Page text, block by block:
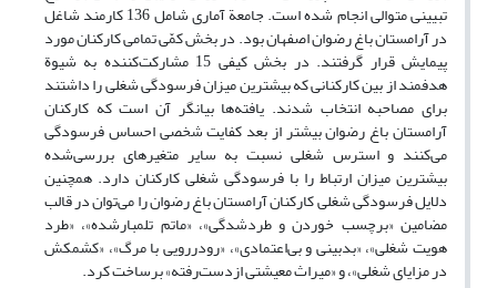
تبیینی متوالی انجام شده است. جامعة آماری شامل 136 کارمند شاغل
در آرامستان باغ رضوان اصفهان بود. در بخش کمّی تمامی کارکنان مورد
پیمایش قرار گرفتند. در بخش کیفی 15 مشارکت‌کننده به شیوة
هدفمند از بین کارکنانی که بیشترین میزان فرسودگی شغلی را داشتند
برای مصاحبه انتخاب شدند. یافته‌ها بیانگر آن است که کارکنان
آرامستان باغ رضوان بیشتر از بعد کفایت شخصی احساس فرسودگی
می‌کنند و استرس شغلی نسبت به سایر متغیرهای بررسی‌شده
بیشترین میزان ارتباط را با فرسودگی شغلی کارکنان دارد. همچنین
دلایل فرسودگی شغلی کارکنان آرامستان باغ رضوان را می‌توان در قالب
مضامین «برچسب خوردن و طردشدگی»، «ماتم تلمبارشده»، «طرد
هویت شغلی»، «بدبینی و بی‌اعتمادی»، «رودررویی با مرگ»، «کشمکش
در مزایای شغلی»، و «میراث معیشتی ازدست‌رفته» برساخت کرد.